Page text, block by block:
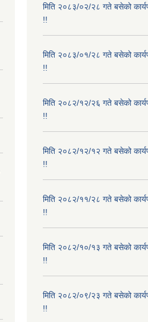
मिति २०८३/०२/२८ गते बसेको
!!
मिति २०८३/०१/२८ गते बसेको
!!
मिति २०८२/१२/२६ गते बसेको
!!
मिति २०८२/१२/१२ गते बसेको
!!
मिति २०८२/११/२८ गते बसेको
!!
मिति २०८२/१०/१३ गते बसेको
!!
मिति २०८२/०९/२३ गते बसेको
!!